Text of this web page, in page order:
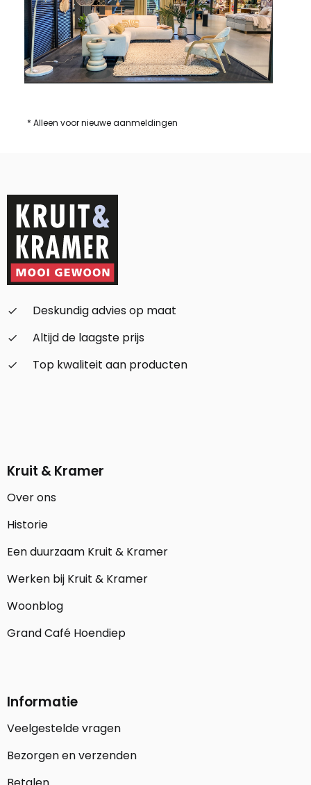
* Alleen voor nieuwe aanmeldingen
check_small
Deskundig advies op maat
check_small
Altijd de laagste prijs
check_small
Top kwaliteit aan producten
Kruit & Kramer
Over ons
Historie
Een duurzaam Kruit & Kramer
Werken bij Kruit & Kramer
Woonblog
Grand Café Hoendiep
Informatie
Veelgestelde vragen
Bezorgen en verzenden